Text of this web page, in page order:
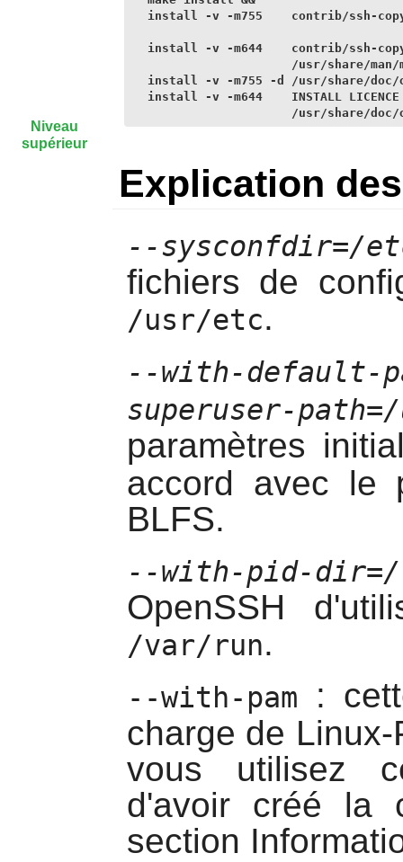
install -v -m755    contrib/ssh-
install -v -m644    contrib/ssh-
/usr/share/
install -v -m755 -d /usr/share/doc/
install -v -m644    INSTALL LICENCE
/usr/share/
Explication
--sysconfdir=/
fichiers de
/usr/etc.
--with-default-
superuser-
paramètres
accord avec le
BLFS.
--with-pid-dir=/
OpenSSH
/var/run.
--with-pam
:
charge de Linux-
vous utilisez
d'avoir créé la
section
Niveau
supérieur